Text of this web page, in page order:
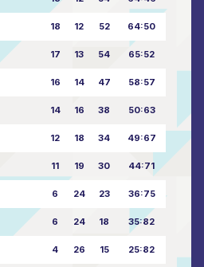
18 12 52 64:50
17 13 54 65:52
16 14 47 58:57
14 16 38 50:63
12 18 34 49:67
11 19 30 44:71
6 24 23 36:75
6 24 18 35:82
4 26 15 25:82